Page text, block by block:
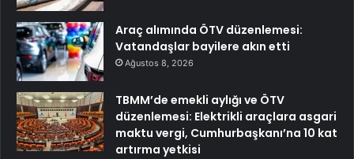
Araç alımında ÖTV düzenlemesi:
Vatandaşlar bayilere akın etti
Ağustos 8, 2026
TBMM’de emekli aylığı ve ÖTV
düzenlemesi: Elektrikli araçlara asgari
maktu vergi, Cumhurbaşkanı’na 10 kat
artırma yetkisi